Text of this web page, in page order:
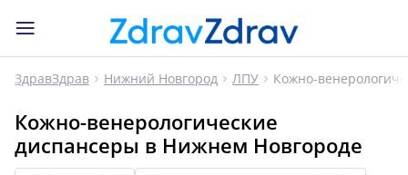
ЗдравЗдрав Нижний Новгород ЛПУ Кожно-
Кожно-венерологические
диспансеры в Нижнем Новгороде